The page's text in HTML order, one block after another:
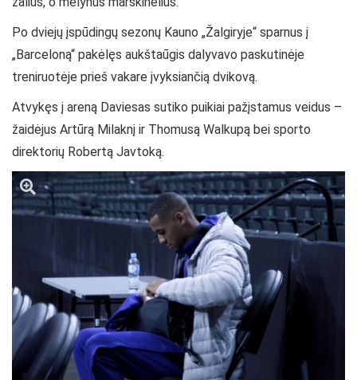
Po dviejų įspūdingų sezonų Kauno „Žalgiryje“ sparnus į
„Barceloną“ pakėlęs aukštaūgis dalyvavo paskutinėje
treniruotėje prieš vakare įvyksiančią dvikovą.
Atvykęs į areną Daviesas sutiko puikiai pažįstamus veidus –
žaidėjus Artūrą Milaknį ir Thomusą Walkupą bei sporto
direktorių Robertą Javtoką.